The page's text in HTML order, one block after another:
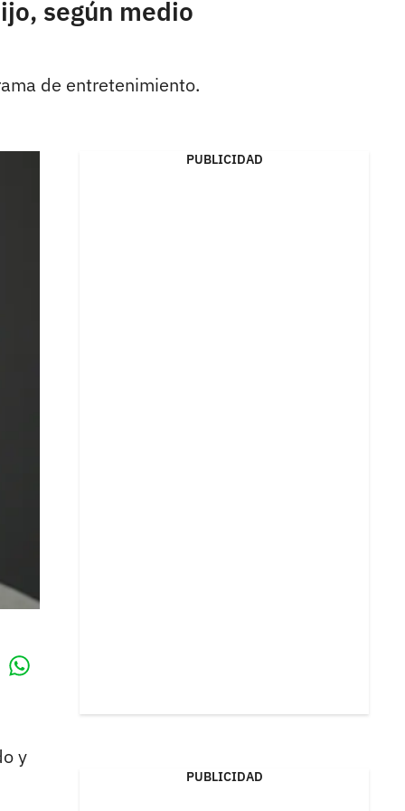
según medio
de entretenimiento.
y
PUBLICIDAD
PUBLICIDAD